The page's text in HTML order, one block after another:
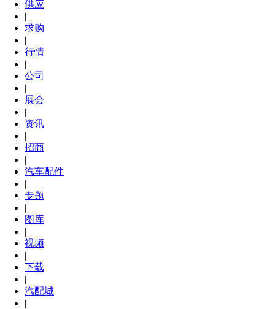
供应
|
求购
|
行情
|
公司
|
展会
|
资讯
|
招商
|
汽车配件
|
专题
|
图库
|
视频
|
下载
|
汽配城
|